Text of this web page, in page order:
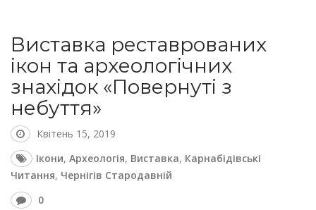
Виставка реставрованих
ікон та археологічних
знахідок «Повернуті з
небуття»
Квітень 15, 2019
Ікони, Археологія, Виставка, Карнабідівські
Читання, Чернігів Стародавній
0